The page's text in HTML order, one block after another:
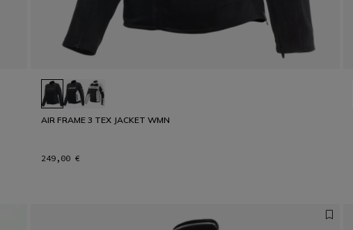
AIR FRAME 3 TEX JACKET WMN
249,00 €